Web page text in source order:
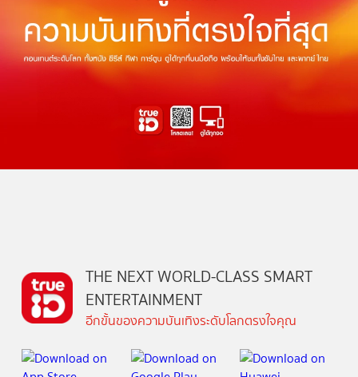
THE NEXT WORLD-CLASS SMART
ENTERTAINMENT
อีกขั้นของความบันเทิงระดับโลกตรงใจคุณ